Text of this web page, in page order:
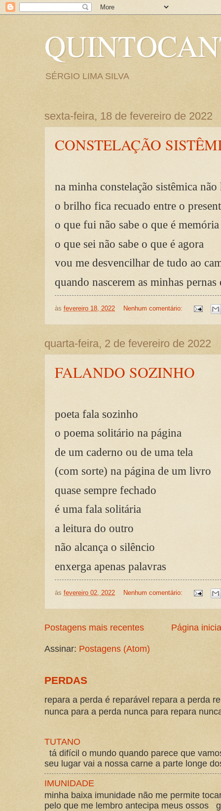
SÉRGIO LIMA SILVA
sexta-feira, 18 de fevereiro de 2022
CONSTELAÇÃO
na minha constelação sistêmica não
o brilho fica recuado entre o
o que fui não sabe o que é memória
o que sei não sabe o que é agora
vou me desvencilhar de tudo ao
quando nascerem as minhas
às fevereiro 18, 2022 Nenhum comentário:
quarta-feira, 2 de fevereiro de 2022
FALANDO SOZINHO
poeta fala sozinho
o poema solitário na página
de um caderno ou de uma tela
(com sorte) na página de um livro
quase sempre fechado
é uma fala solitária
a leitura do outro
não alcança o silêncio
enxerga apenas palavras
às fevereiro 02, 2022 Nenhum comentário:
Postagens mais recentes Página
Assinar: Postagens (Atom)
PERDAS
repara a perda é reparável repara a perda
nunca para a perda nunca para repara
TUTANO
tá difícil o mundo quando parece que
seu lugar vai a nossa carne a parte longe
IMUNIDADE
minha baixa imunidade não me permite
pelo que me lembro antecipa meus ossos